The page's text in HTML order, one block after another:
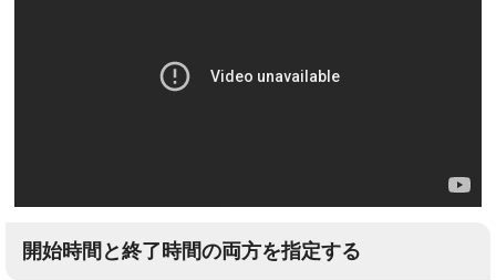
開始時間と終了時間の両方を指定する